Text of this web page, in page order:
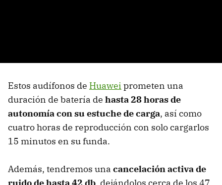
Estos audífonos de Huawei prometen una
duración de batería de hasta 28 horas de
autonomía con su estuche de carga, así como
cuatro horas de reproducción con solo cargarlos
15 minutos en su funda.
Además, tendremos una cancelación activa de
ruido de hasta 42 db , dejándolos cerca de los 47